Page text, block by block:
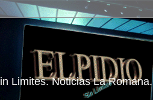
Limites. Noticias La Romana.